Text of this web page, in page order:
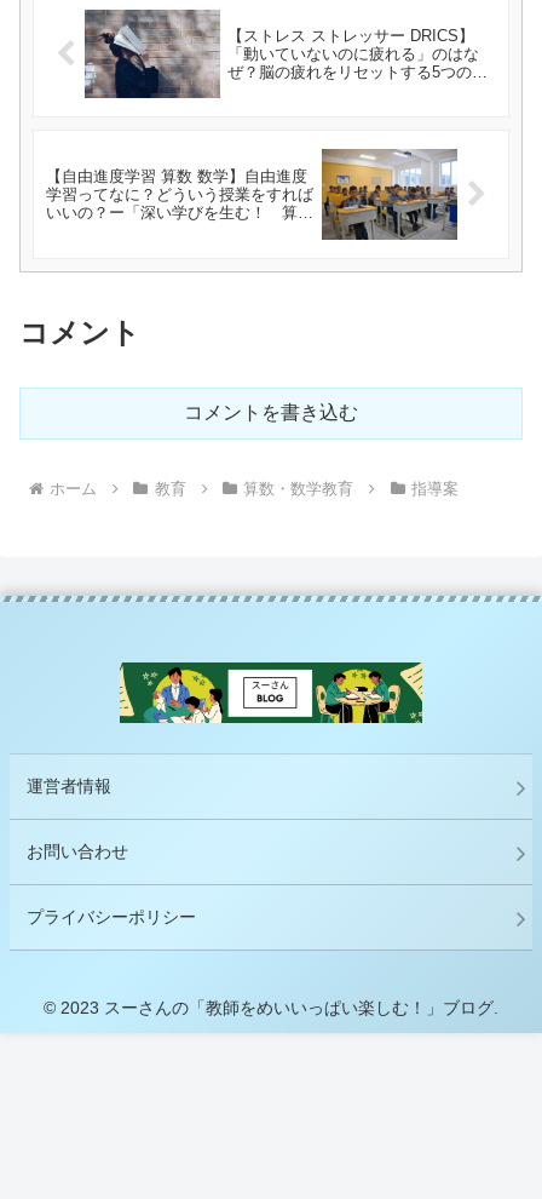
【ストレス ストレッサー DRICS】
「動いていないのに疲れる」のはな
ぜ？脳の疲れをリセットする5つの習
【自由進度学習 算数 数学】自由進度
学習ってなに？どういう授業をすれば
いいの？ー「深い学びを生む！ 算数
コメント
コメントを書き込む
ホーム 教育 算数・数学教育 指導案
運営者情報
お問い合わせ
プライバシーポリシー
© 2023 スーさんの「教師をめいいっぱい楽しむ！」ブログ.